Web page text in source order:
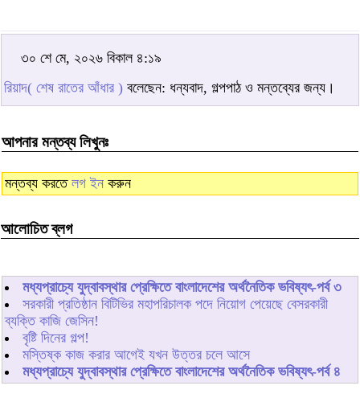
৩০ শে মে, ২০২৬ বিকাল ৪:১৯
রিয়াদ( শেষ রাতের আঁধার ) বলেছেন: ধন্যবাদ, গল্পপাঠ ও মন্তব্যের জন্য।
আপনার মন্তব্য লিখুনঃ
মন্তব্য করতে লগ ইন করুন
আলোচিত ব্লগ
মধ্যপ্রাচ্যে যুদ্বাবস্থার প্রেক্ষিতে বাংলাদেশের অর্থনৈতিক ভবিষ্যৎ-পর্ব ৩
সরকারী প্রতিষ্ঠান বিটিভির মহাপরিচালক পদে নিয়োগ পেয়েছে বেসরকারী
ব্যক্তি কাজি জেসিন!
বৃষ্টি দিনের গল্প!
মস্তিষ্ক কাজ করার আগেই যখন উত্তর চলে আসে
মধ্যপ্রাচ্যে যুদ্বাবস্থার প্রেক্ষিতে বাংলাদেশের অর্থনৈতিক ভবিষ্যৎ-পর্ব ৪